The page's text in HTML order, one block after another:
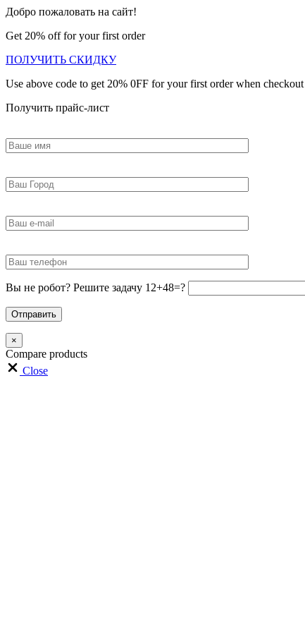
Добро пожаловать на сайт!
Get 20% off for your first order
ПОЛУЧИТЬ СКИДКУ
Use above code to get 20% 0FF for your first order when checkout
Получить прайс-лист
Вы не робот? Решите задачу 12+48=?
×
Compare products
Close